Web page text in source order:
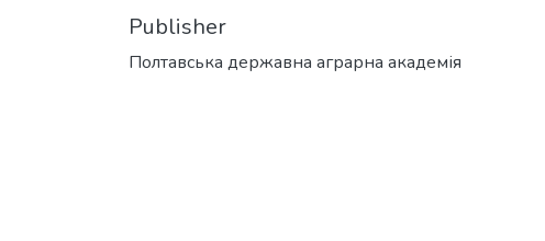
Publisher
Полтавська державна аграрна академія